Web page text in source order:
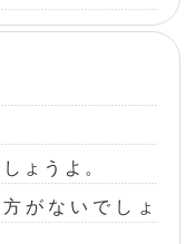
ょうよ。
がないでしょ